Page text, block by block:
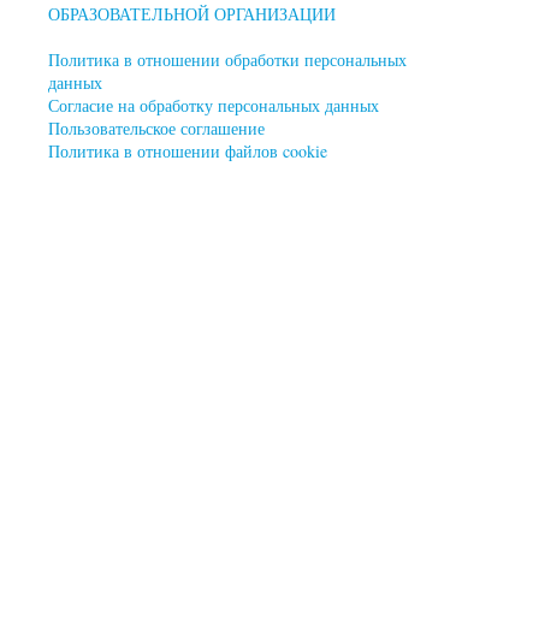
ОБРАЗОВАТЕЛЬНОЙ ОРГАНИЗАЦИИ
Политика в отношении обработки персональных
данных
Согласие на обработку персональных данных
Пользовательское соглашение
Политика в отношении файлов cookie